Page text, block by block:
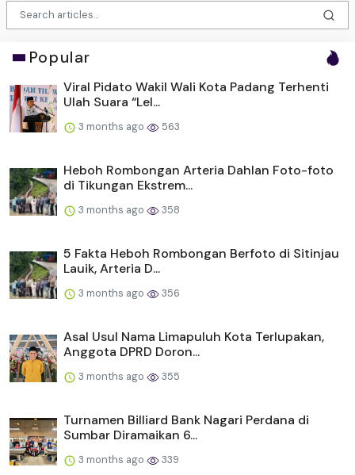
Popular
Viral Pidato Wakil Wali Kota Padang Terhenti
Ulah Suara “Lel...
3 months ago 563
Heboh Rombongan Arteria Dahlan Foto-foto
di Tikungan Ekstrem...
3 months ago 358
5 Fakta Heboh Rombongan Berfoto di Sitinjau
Lauik, Arteria D...
3 months ago 356
Asal Usul Nama Limapuluh Kota Terlupakan,
Anggota DPRD Doron...
3 months ago 355
Turnamen Billiard Bank Nagari Perdana di
Sumbar Diramaikan 6...
3 months ago 339